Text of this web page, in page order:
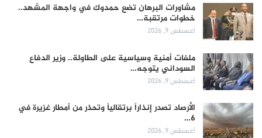
مشاورات البرهان تضع حمدوك في واجهة المشهد..
خطوات مرتقبة…
أغسطس 9, 2026
ملفات أمنية وسياسية على الطاولة.. وزير الدفاع
السوداني يتوجه…
أغسطس 9, 2026
الأرصاد تصدر إنذاراً برتقالياً وتحذر من أمطار غزيرة في
6…
أغسطس 9, 2026